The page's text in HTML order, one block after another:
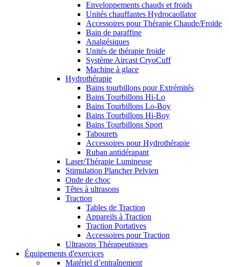
Enveloppements chauds et froids
Unités chauffantes Hydrocaollator
Accessoires pour Thérapie Chaude/Froide
Bain de paraffine
Analgésiques
Unités de thérapie froide
Système Aircast CryoCuff
Machine à glace
Hydrothérapie
Bains tourbillons pour Extrémités
Bains Tourbillons Hi-Lo
Bains Tourbillons Lo-Boy
Bains Tourbillons Hi-Boy
Bains Tourbillons Sport
Tabourets
Accessoires pour Hydrothérapie
Ruban antidérapant
Laser/Thérapie Lumineuse
Stimulation Plancher Pelvien
Onde de choc
Têtes à ultrasons
Traction
Tables de Traction
Appareils à Traction
Traction Portatives
Accessoires pour Traction
Ultrasons Thérapeutiques
Équipements d'exercices
Matériel d’entraînement